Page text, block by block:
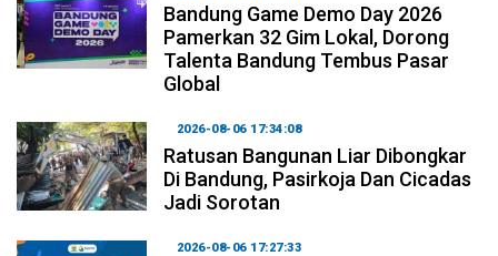
Bandung Game Demo Day 2026
Pamerkan 32 Gim Lokal, Dorong
Talenta Bandung Tembus Pasar
Global
2026-08-06 17:34:08
Ratusan Bangunan Liar Dibongkar
Di Bandung, Pasirkoja Dan Cicadas
Jadi Sorotan
2026-08-06 17:27:33